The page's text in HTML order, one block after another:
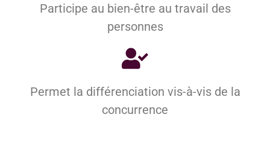
Participe au bien-être au travail des
personnes
Permet la différenciation vis-à-vis de la
concurrence